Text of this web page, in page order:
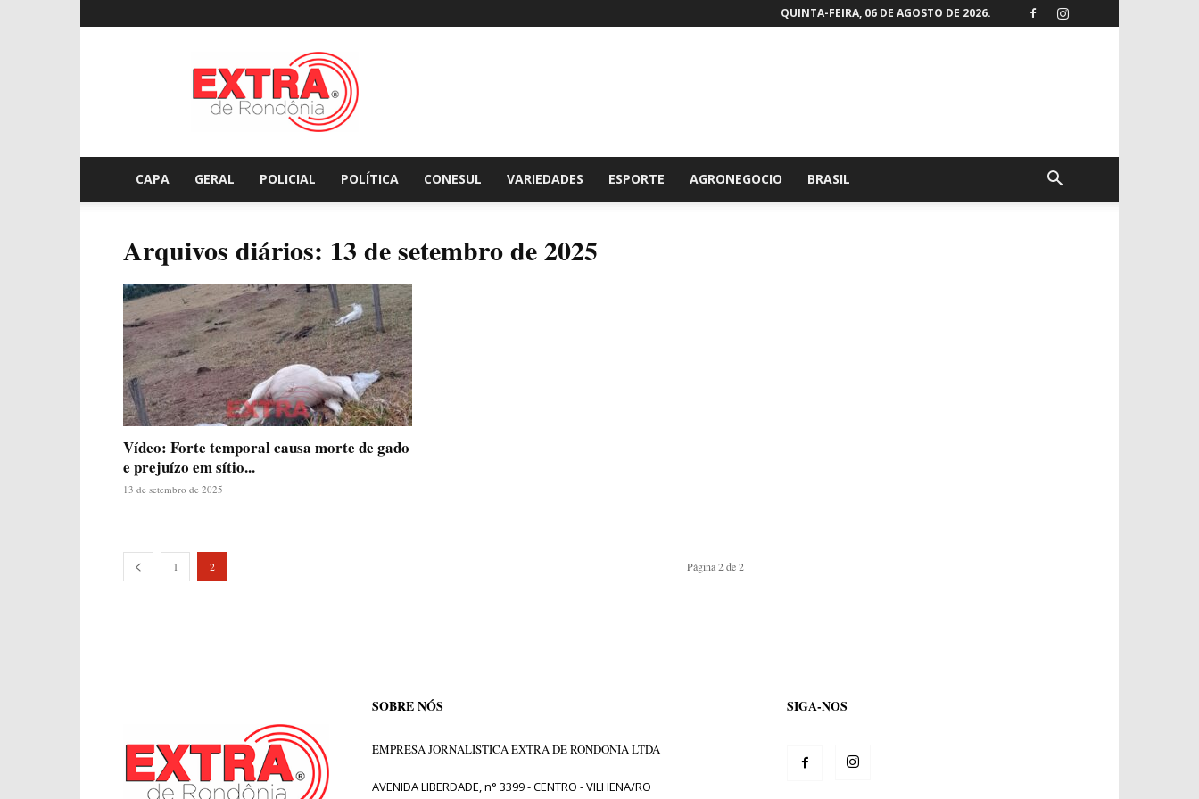
QUINTA-FEIRA, 06 DE AGOSTO DE 2026.
Extraderondonia.com.br
CAPA GERAL POLICIAL POLÍTICA CONESUL VARIEDADES ESPORTE AGRONEGOCIO BRASIL
Arquivos diários: 13 de setembro de 2025
Vídeo: Forte temporal causa morte de gado
e prejuízo em sítio...
13 de setembro de 2025
1 2 Página 2 de 2
SOBRE NÓS
EMPRESA JORNALISTICA EXTRA DE RONDONIA LTDA
AVENIDA LIBERDADE, n° 3399 - CENTRO - VILHENA/RO
SIGA-NOS